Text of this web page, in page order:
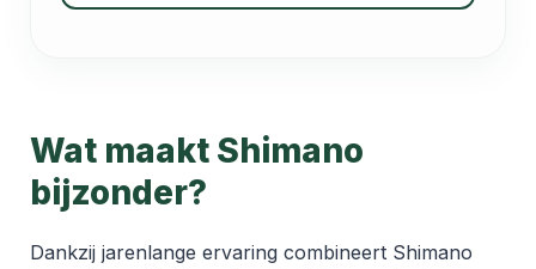
Wat maakt Shimano
bijzonder?
Dankzij jarenlange ervaring combineert Shimano